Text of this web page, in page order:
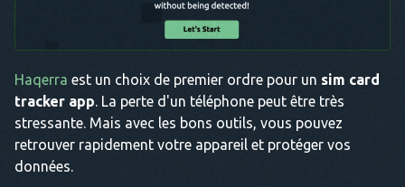
Haqerra est un choix de premier ordre pour un sim card
tracker app. La perte d'un téléphone peut être très
stressante. Mais avec les bons outils, vous pouvez
retrouver rapidement votre appareil et protéger vos
données.